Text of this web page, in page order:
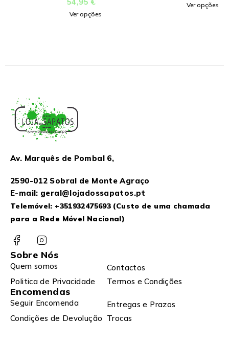
Av. Marquês de Pombal 6,
2590-012 Sobral de Monte Agraço
E-mail: geral@lojadossapatos.pt
Telemóvel: +351932475693 (Custo de uma chamada
para a Rede Móvel Nacional)
Sobre Nós
Quem somos
Contactos
Politica de Privacidade
Termos e Condições
Encomendas
Seguir Encomenda
Entregas e Prazos
Condições de Devolução Trocas